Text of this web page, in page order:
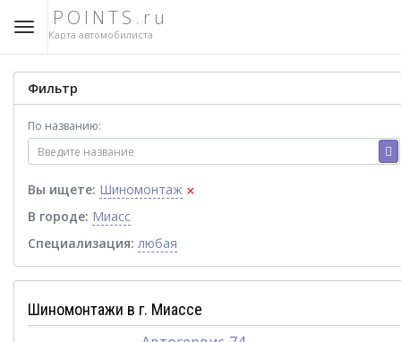
POINTS.ru
Карта автомобилиста
Фильтр
По названию:
Вы ищете: Шиномонтаж ×
В городе: Миасс
Специализация: любая
Шиномонтажи в г. Миассе